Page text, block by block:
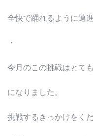
全快で踊れるように邁
・
今月のこの挑戦はとて
になりました。
挑戦するきっかけをく